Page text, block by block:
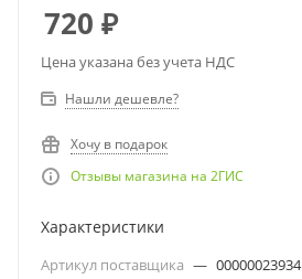
720 ₽
Цена указана без учета НДС
Нашли дешевле?
Хочу в подарок
Отзывы магазина на 2ГИС
Характеристики
Артикул поставщика — 00000023934